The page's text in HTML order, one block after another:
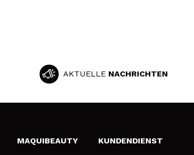
AKTUELLE NACHRICHTEN
MAQUIBEAUTY KUNDENDIENST